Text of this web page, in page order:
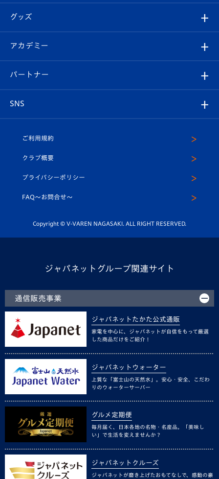
チケット
イベント
メディア
ホームタウン
スタッフプロフィール
マスコット紹介
平和祈念活動
ホームタウン活動
はじめての観戦ガイド
Revive Team
ヴィヴィくんの長崎おもてなしガイド
フォトギャラリー
スタジアムグルメ
チケット
V-LOVERS（ファンクラブ）
プレイヤーズスイート
グッズ
オンラインショップ
店舗情報
アカデミー
育成からのお知らせ
U-18
スクール
パートナー
SNS
ヴィヴィくんインスタグラム
公式LINE＠
ご利用規約
クラブ概要
プライバシーポリシー
FAQ〜お問合せ〜
Copyright © V-VAREN NAGASAKI. ALL RIGHT RESERVED.
ジャパネットグループ関連サイト
通信販売事業
ジャパネットたかた公式通販
家電を中心に、ジャパネットが自信をもって厳選
した商品だけをご紹介！
ジャパネットウォーター
上質な「富士山の天然水」。安心・安全、こだわ
りのウォーターサーバー
グルメ定期便
毎月届く、日本各地の名物・名産品。「美味し
い」で生活を変えませんか？
ジャパネットクルーズ
ジャパネットが磨き上げたおもてなしで、感動の豪